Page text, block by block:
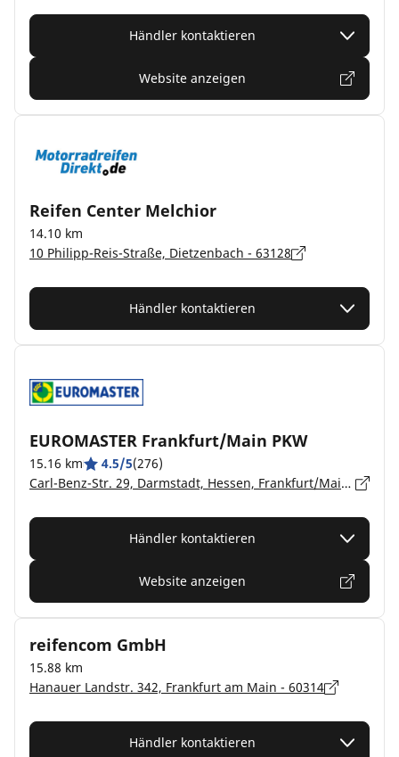
Händler kontaktieren
Website anzeigen
Reifen Center Melchior
14.10 km
10 Philipp-Reis-Straße, Dietzenbach - 63128
Händler kontaktieren
EUROMASTER Frankfurt/Main PKW
15.16 km 4.5/5(276)
Carl-Benz-Str. 29, Darmstadt, Hessen, Frankfurt/Main - 60386
Händler kontaktieren
Website anzeigen
reifencom GmbH
15.88 km
Hanauer Landstr. 342, Frankfurt am Main - 60314
Händler kontaktieren